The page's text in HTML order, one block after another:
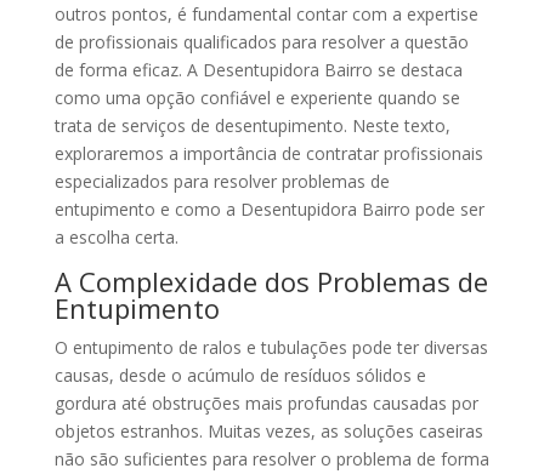
outros pontos, é fundamental contar com a expertise
de profissionais qualificados para resolver a questão
de forma eficaz. A Desentupidora Bairro se destaca
como uma opção confiável e experiente quando se
trata de serviços de desentupimento. Neste texto,
exploraremos a importância de contratar profissionais
especializados para resolver problemas de
entupimento e como a Desentupidora Bairro pode ser
a escolha certa.
A Complexidade dos Problemas de
Entupimento
O entupimento de ralos e tubulações pode ter diversas
causas, desde o acúmulo de resíduos sólidos e
gordura até obstruções mais profundas causadas por
objetos estranhos. Muitas vezes, as soluções caseiras
não são suficientes para resolver o problema de forma